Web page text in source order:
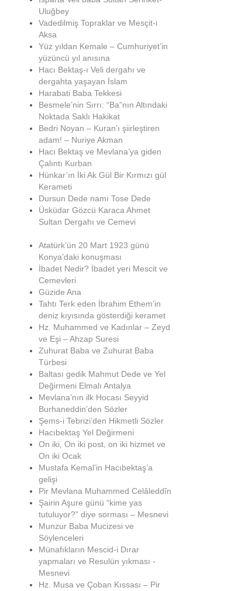
Uluğbey
Vadedilmiş Topraklar ve Mesçit-i
Aksa
Yüz yıldan Kemale – Cumhuriyet’in
yüzüncü yıl anısına
Hacı Bektaş-ı Veli dergahı ve
dergahta yaşayan İslam
Harabati Baba Tekkesi
Besmele’nin Sırrı: “Ba”nın Altındaki
Noktada Saklı Hakikat
Bedri Noyan – Kuran’ı şiirleştiren
adam! – Nuriye Akman
Hacı Bektaş ve Mevlana’ya giden
Çalıntı Kurban
Hünkar’ın İki Ak Gül Bir Kırmızı gül
Kerameti
Dursun Dede namı Tose Dede
Üsküdar Gözcü Karaca Ahmet
Sultan Dergahı ve Cemevi
Atatürk’ün 20 Mart 1923 günü
Konya’daki konuşması
İbadet Nedir? İbadet yeri Mescit ve
Cemevleri
Güzide Ana
Tahtı Terk eden İbrahim Ethem’in
deniz kıyısında gösterdiği keramet
Hz. Muhammed ve Kadınlar – Zeyd
ve Eşi – Ahzap Suresi
Zuhurat Baba ve Zuhurat Baba
Türbesi
Baltası gedik Mahmut Dede ve Yel
Değirmeni Elmalı Antalya
Mevlana’nın ilk Hocası Seyyid
Burhaneddin’den Sözler
Şems-i Tebrizi’den Hikmetli Sözler
Hacıbektaş Yel Değirmeni
On iki, On iki post, on iki hizmet ve
On iki Ocak
Mustafa Kemal’in Hacıbektaş’a
gelişi
Pir Mevlana Muhammed Celâleddîn
Şairin Aşure günü “kime yas
tutuluyor?” diye sorması – Mesnevi
Munzur Baba Mucizesi ve
Söylenceleri
Münafıkların Mescid-i Dırar
yapmaları ve Resulün yıkması -
Mesnevi
Hz. Musa ve Çoban Kıssası – Pir